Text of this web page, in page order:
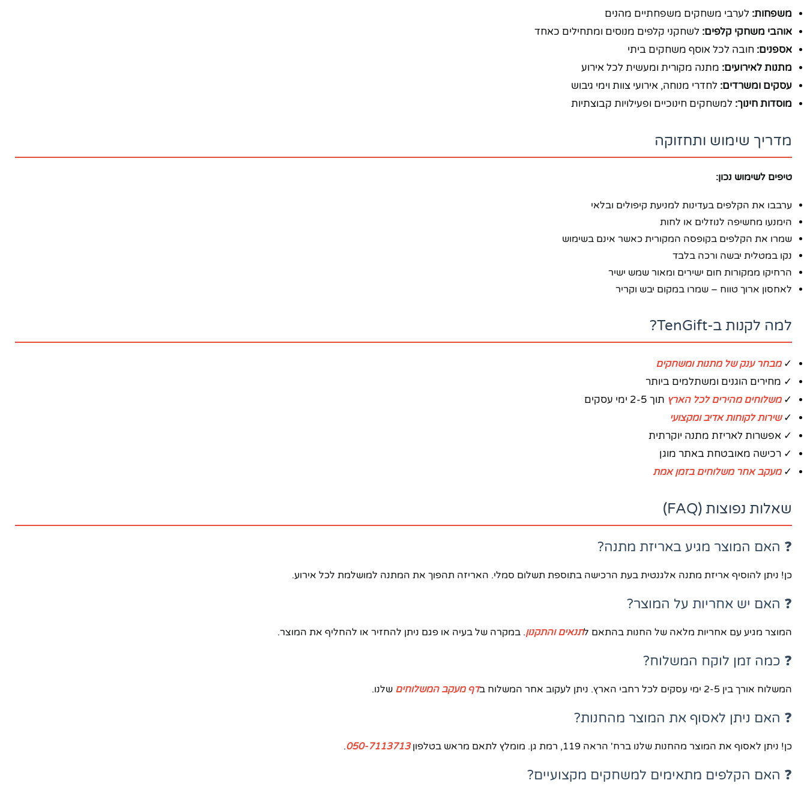
משפחות: לערבי משחקים משפחתיים מהנים
אוהבי משחקי קלפים: לשחקני קלפים מנוסים ומתחילים כאחד
אספנים: חובה לכל אוסף משחקים ביתי
מתנות לאירועים: מתנה מקורית ומעשית לכל אירוע
עסקים ומשרדים: לחדרי מנוחה, אירועי צוות וימי גיבוש
מוסדות חינוך: למשחקים חינוכיים ופעילויות קבוצתיות
מדריך שימוש ותחזוקה
טיפים לשימוש נכון:
ערבבו את הקלפים בעדינות למניעת קיפולים ובלאי
הימנעו מחשיפה לנוזלים או לחות
שמרו את הקלפים בקופסה המקורית כאשר אינם בשימוש
נקו במטלית יבשה ורכה בלבד
הרחיקו ממקורות חום ישירים ומאור שמש ישיר
לאחסון ארוך טווח – שמרו במקום יבש וקריר
למה לקנות ב-TenGift?
✓מבחר ענק של מתנות ומשחקים
✓ מחירים הוגנים ומשתלמים ביותר
✓משלוחים מהירים לכל הארץ תוך 2-5 ימי עסקים
✓שירות לקוחות אדיב ומקצועי
✓ אפשרות לאריזת מתנה יוקרתית
✓ רכישה מאובטחת באתר מוגן
✓מעקב אחר משלוחים בזמן אמת
שאלות נפוצות (FAQ)
❓ האם המוצר מגיע באריזת מתנה?
כן! ניתן להוסיף אריזת מתנה אלגנטית בעת הרכישה בתוספת תשלום סמלי. האריזה תהפוך את המתנה למושלמת לכל אירוע.
❓ האם יש אחריות על המוצר?
המוצר מגיע עם אחריות מלאה של החנות בהתאם לתנאים והתקנון. במקרה של בעיה או פגם ניתן להחזיר או להחליף את המוצר.
❓ כמה זמן לוקח המשלוח?
המשלוח אורך בין 2-5 ימי עסקים לכל רחבי הארץ. ניתן לעקוב אחר המשלוח ב דף מעקב המשלוחים שלנו.
❓ האם ניתן לאסוף את המוצר מהחנות?
כן! ניתן לאסוף את המוצר מהחנות שלנו ברח' הראה 119, רמת גן. מומלץ לתאם מראש בטלפון 050-7113713
.
❓ האם הקלפים מתאימים למשחקים מקצועיים?